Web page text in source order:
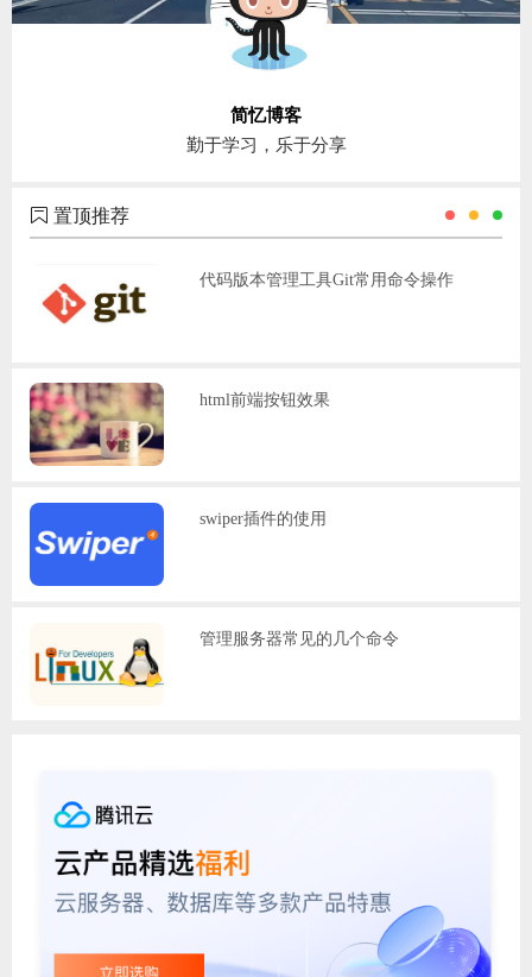
简忆博客
勤于学习，乐于分享
置顶推荐
代码版本管理工具Git常用命令操作
html前端按钮效果
swiper插件的使用
管理服务器常见的几个命令